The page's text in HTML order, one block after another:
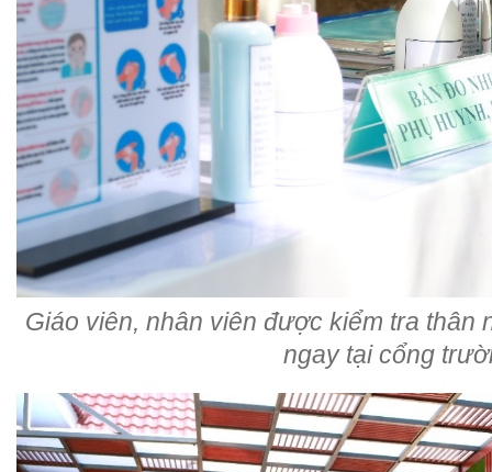
Giáo viên, nhân viên được kiểm tra thân
ngay tại cổng